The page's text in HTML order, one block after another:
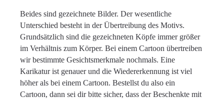
Beides sind gezeichnete Bilder. Der wesentliche
Unterschied besteht in der Übertreibung des Motivs.
Grundsätzlich sind die gezeichneten Köpfe immer größer
im Verhältnis zum Körper. Bei einem Cartoon übertreiben
wir bestimmte Gesichtsmerkmale nochmals. Eine
Karikatur ist genauer und die Wiedererkennung ist viel
höher als bei einem Cartoon. Bestellst du also ein
Cartoon, dann sei dir bitte sicher, dass der Beschenkte mit